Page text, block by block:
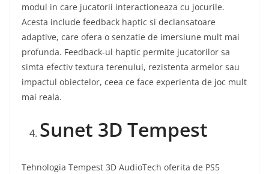
modul in care jucatorii interactioneaza cu jocurile.
Acesta include feedback haptic si declansatoare
adaptive, care ofera o senzatie de imersiune mult mai
profunda. Feedback-ul haptic permite jucatorilor sa
simta efectiv textura terenului, rezistenta armelor sau
impactul obiectelor, ceea ce face experienta de joc mult
mai reala.
Sunet 3D Tempest
Tehnologia Tempest 3D AudioTech oferita de PS5